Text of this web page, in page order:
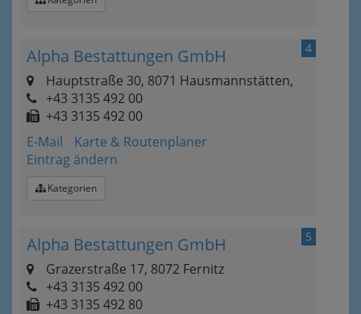
4
Alpha Bestattungen GmbH
Hauptstraße 30, 8071 Hausmannstätten,
+43 3135 492 00
+43 3135 492 00
E-Mail
Karte & Routenplaner
Eintrag ändern
Kategorien
5
Alpha Bestattungen GmbH
Grazerstraße 17, 8072 Fernitz
+43 3135 492 00
+43 3135 492 80